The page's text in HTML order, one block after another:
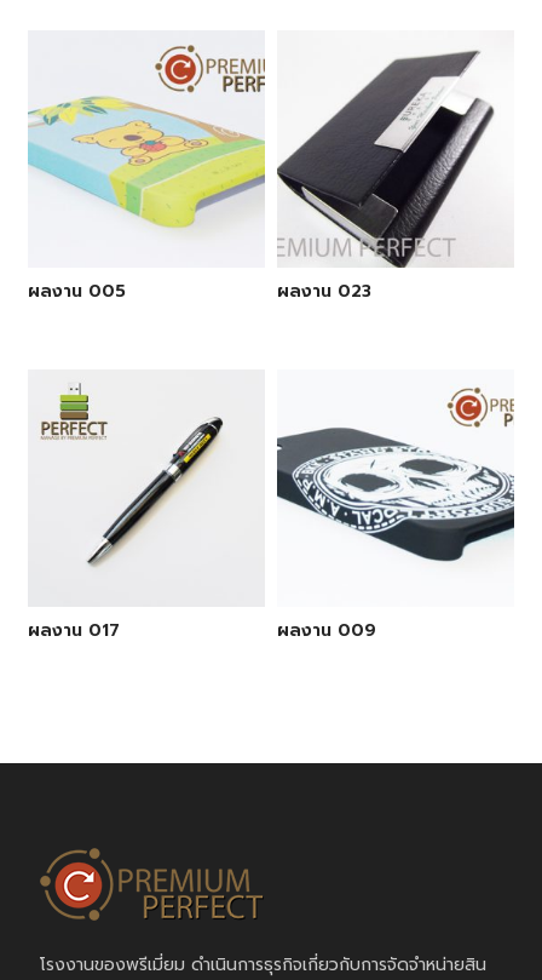
ผลงาน 005 ผลงาน 023
ผลงาน 017 ผลงาน 009
โรงงานของพรีเมี่ยม ดำเนินการธุรกิจเกี่ยวกับการจัดจำหน่ายสิน